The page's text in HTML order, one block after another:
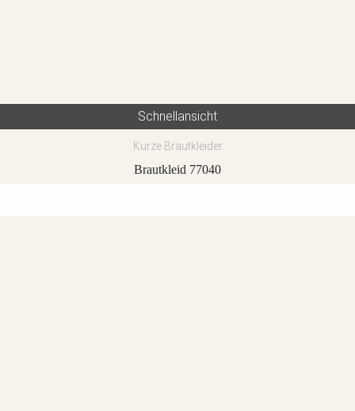
Schnellansicht
Kurze Brautkleider
Brautkleid 77040